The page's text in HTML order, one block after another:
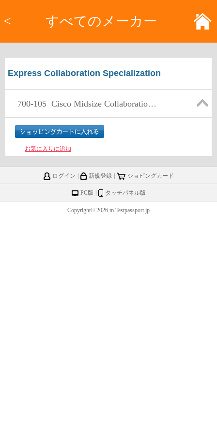
< すべてのメーカー
Express Collaboration Specialization
700-105 Cisco Midsize Collaboration Solutions for Account Managers (MCAM)
お気に入りに追加
ログイン 新規登録 ショピングカード
PC版 タッチパネル版
Copyright© 2026 m.Testpassport.jp